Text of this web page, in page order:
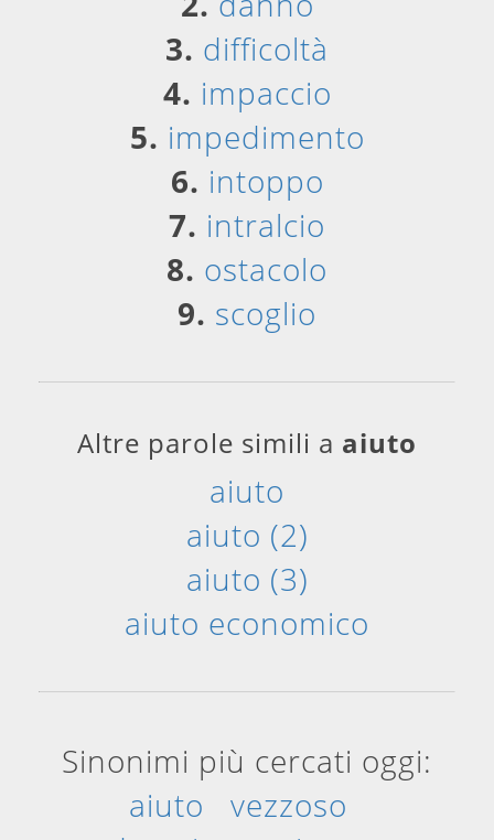
3. difficoltà
4. impaccio
5. impedimento
6. intoppo
7. intralcio
8. ostacolo
9. scoglio
Altre parole simili a aiuto
aiuto
aiuto (2)
aiuto (3)
aiuto economico
Sinonimi più cercati oggi:
aiuto
vezzoso